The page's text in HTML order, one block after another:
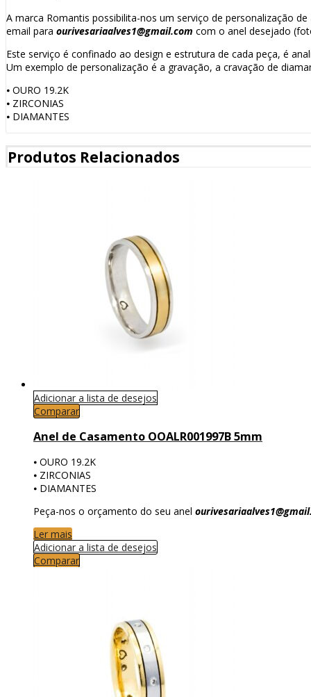
A marca Romantis possibilita-nos um serviço de personalização
email para ourivesariaalves1@gmail.com com o anel desejado
Este serviço é confinado ao design e estrutura de cada peça, é
Um exemplo de personalização é a gravação, a cravação de
⦁ OURO 19.2K
⦁ ZIRCONIAS
⦁ DIAMANTES
Produtos Relacionados
Adicionar a lista de desejos
Comparar
Anel de Casamento OOALR001997B 5mm
⦁ OURO 19.2K
⦁ ZIRCONIAS
⦁ DIAMANTES
Peça-nos o orçamento do seu anel
Ler mais
Adicionar a lista de desejos
Comparar